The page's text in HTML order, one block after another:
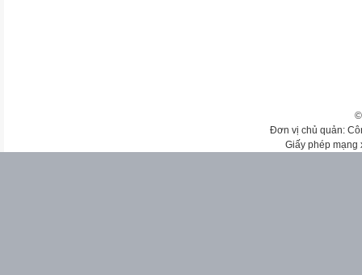
Đơn vị chủ quản:
Giấy phép mạng